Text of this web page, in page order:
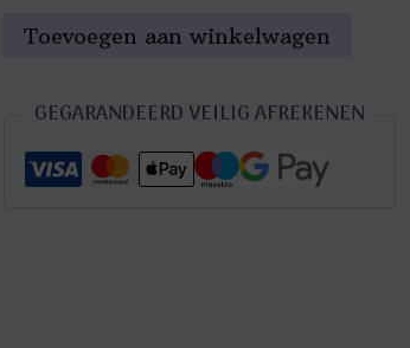
Aladdin
aantal
Toevoegen aan winkelwagen
GEGARANDEERD VEILIG AFREKENEN